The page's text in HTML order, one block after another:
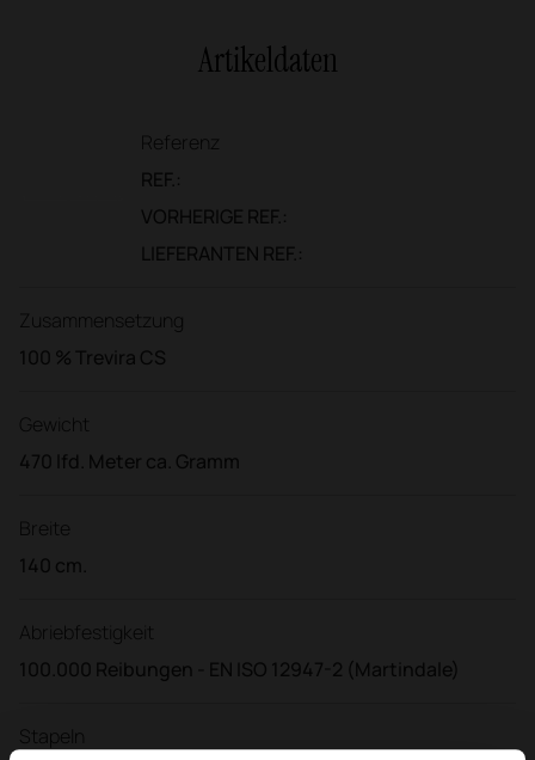
Artikeldaten
Referenz
REF.:
VORHERIGE REF.:
LIEFERANTEN REF.:
Zusammensetzung
100 % Trevira CS
Gewicht
470 lfd. Meter ca. Gramm
Breite
140 cm.
Abriebfestigkeit
100.000 Reibungen - EN ISO 12947-2 (Martindale)
Stapeln